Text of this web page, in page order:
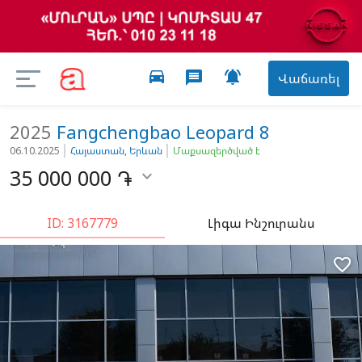
Վաճառել

message
directions_car
2025 Fangchengbao Leopard 8
06.10.2025 Հայաստան, Երևան Մաքսազերծված է
35 000 000 ֏ 
ID: 3167779 Լիգա Ինշուրանս
favorite_border